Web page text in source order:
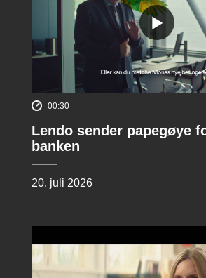
00:30
Lendo sender papegøye
banken
20. juli 2026